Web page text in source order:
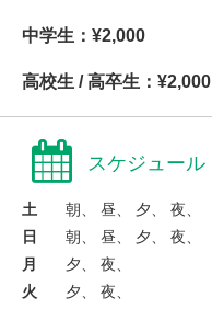
中学生：¥2,000
高校生 / 高卒生：¥2,000
スケジュール
土
朝、 昼、 夕、 夜、
日
朝、 昼、 夕、 夜、
月
夕、 夜、
火
夕、 夜、